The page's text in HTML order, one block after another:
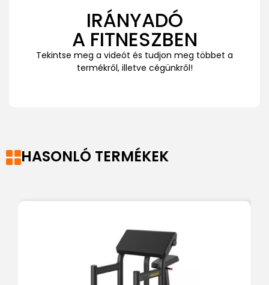
IRÁNYADÓ
A FITNESZBEN
Tekintse meg a videót és tudjon meg többet a
termékről, illetve cégünkről!
HASONLÓ TERMÉKEK